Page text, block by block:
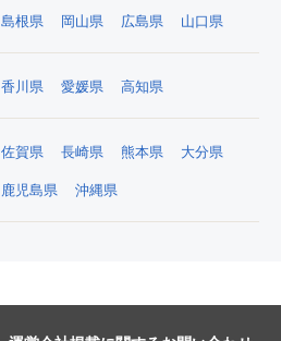
島根県 岡山県 広島県 山口県
香川県 愛媛県 高知県
佐賀県 長崎県 熊本県 大分県
鹿児島県 沖縄県